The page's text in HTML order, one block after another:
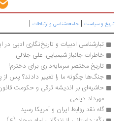
و سیاست |جامعه‌شناسی و ارتباطات |
تبارشناسی ادبیات و تاریخ‌نگاری ادبی در ایران در 340 صفحه
خاطرات جانباز شیمیایی: علی جلالی
تاریخ مختصر سرمایه‌داری برای دخترم!
جنگ‌ها چگونه ما را تغییر دادند؟ پس از پاریس 1919
مهرداد دیلمی
گاه نقد روابط ایران و آمریکا رسید